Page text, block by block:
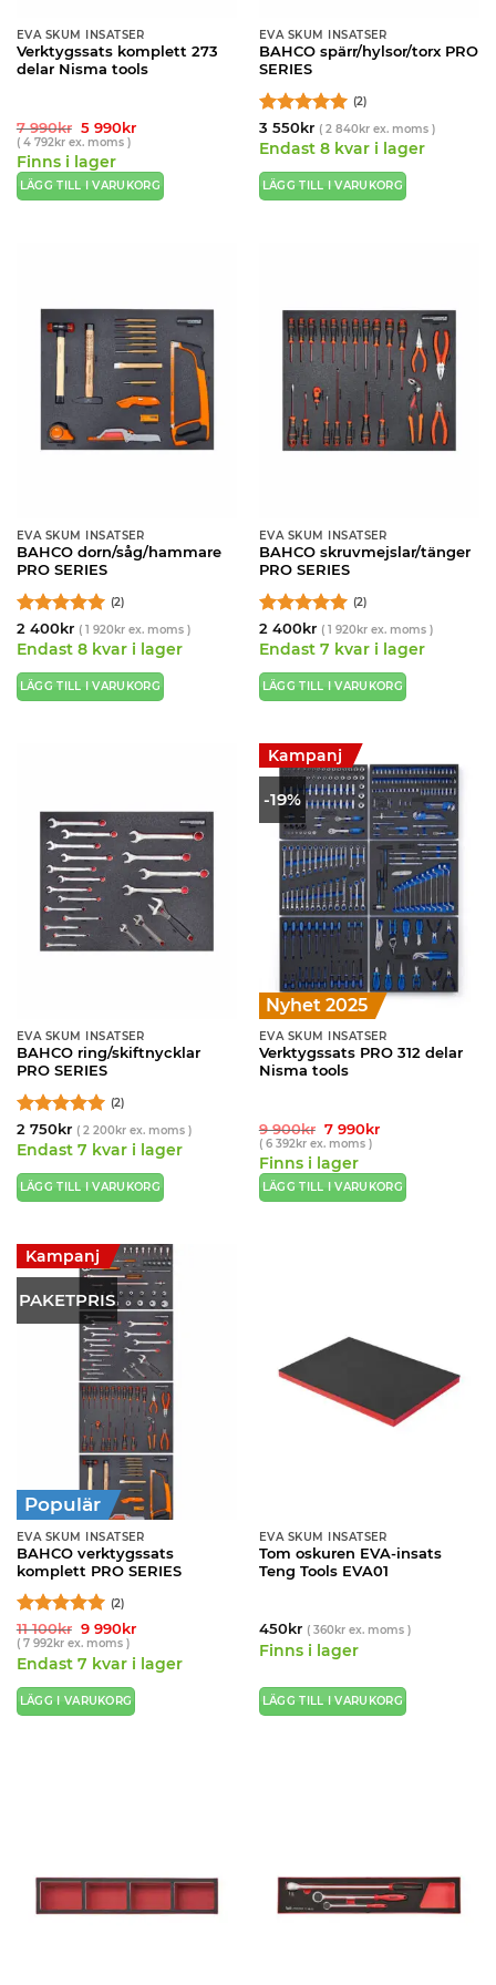
EVA SKUM INSATSER
Verktygssats komplett 273
delar Nisma tools
7 990kr
Det
ursprungliga
var:
7
990kr.
5 990krDet
5
990kr.
( 4 792krex. moms )
Finns i lager
LÄGG TILL I VARUKORG
EVA SKUM INSATSER
BAHCO spärr/hylsor/torx PRO
SERIES
Betygsatt 5
av 5
(2)
3 550kr ( 2 840krex. moms )
Endast 8 kvar i lager
LÄGG TILL I VARUKORG
EVA SKUM INSATSER
BAHCO dorn/såg/hammare
PRO SERIES
Betygsatt 5
av 5
(2)
2 400kr ( 1 920krex. moms )
Endast 8 kvar i lager
LÄGG TILL I VARUKORG
EVA SKUM INSATSER
BAHCO skruvmejslar/tänger
PRO SERIES
Betygsatt 5
av 5
(2)
2 400kr ( 1 920krex. moms )
Endast 7 kvar i lager
LÄGG TILL I VARUKORG
EVA SKUM INSATSER
BAHCO ring/skiftnycklar
PRO SERIES
Betygsatt 5
av 5
(2)
2 750kr ( 2 200krex. moms )
Endast 7 kvar i lager
LÄGG TILL I VARUKORG
-19%
Kampanj
Nyhet 2025
EVA SKUM INSATSER
Verktygssats PRO 312 delar
Nisma tools
9 900kr Det
ursprungliga
var:
9
900kr.
7 990krDet
7
990kr.
( 6 392krex. moms )
Finns i lager
LÄGG TILL I VARUKORG
PAKETPRIS
Kampanj
Populär
EVA SKUM INSATSER
BAHCO verktygssats
komplett PRO SERIES
Betygsatt 5
av 5
(2)
11 100kr Det
ursprungliga
priset
var:
100kr.
9 990krDet
priset
är:
990kr.
( 7 992krex. moms )
Endast 7 kvar i lager
LÄGG I VARUKORG
EVA SKUM INSATSER
Tom oskuren EVA-insats
Teng Tools EVA01
450kr ( 360krex. moms )
Finns i lager
LÄGG TILL I VARUKORG